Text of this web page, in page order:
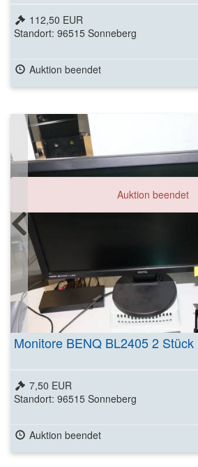
112,50 EUR
Standort: 96515 Sonneberg
Auktion beendet
Auktion beendet
Monitore BENQ BL2405 2 Stück
7,50 EUR
Standort: 96515 Sonneberg
Auktion beendet